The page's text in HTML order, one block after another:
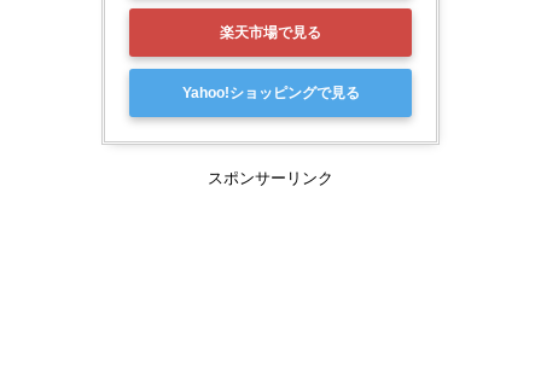
楽天市場で見る
Yahoo!ショッピングで見る
スポンサーリンク